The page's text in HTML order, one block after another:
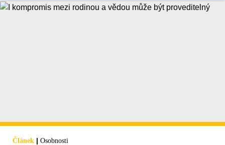
Článek | Osobnosti